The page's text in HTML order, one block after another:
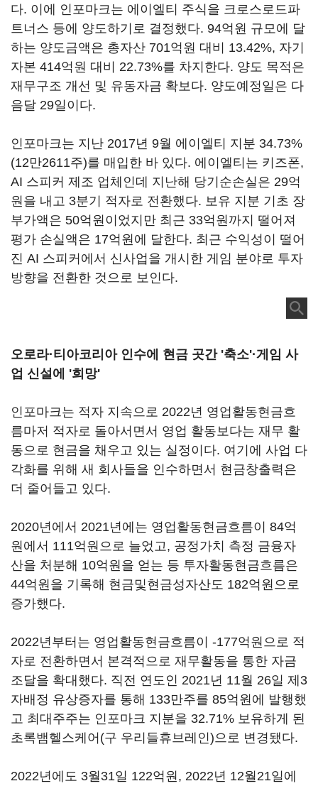
다. 이에 인포마크는 에이엘티 주식을 크로스로드파
트너스 등에 양도하기로 결정했다. 94억원 규모에 달
하는 양도금액은 총자산 701억원 대비 13.42%, 자기
자본 414억원 대비 22.73%를 차지한다. 양도 목적은
재무구조 개선 및 유동자금 확보다. 양도예정일은 다
음달 29일이다.
인포마크는 지난 2017년 9월 에이엘티 지분 34.73%
(12만2611주)를 매입한 바 있다. 에이엘티는 키즈폰,
AI 스피커 제조 업체인데 지난해 당기순손실은 29억
원을 내고 3분기 적자로 전환했다. 보유 지분 기초 장
부가액은 50억원이었지만 최근 33억원까지 떨어져
평가 손실액은 17억원에 달한다. 최근 수익성이 떨어
진 AI 스피커에서 신사업을 개시한 게임 분야로 투자
방향을 전환한 것으로 보인다.
오로라·티아코리아 인수에 현금 곳간 '축소'·게임 사
업 신설에 '희망'
인포마크는 적자 지속으로 2022년 영업활동현금흐
름마저 적자로 돌아서면서 영업 활동보다는 재무 활
동으로 현금을 채우고 있는 실정이다. 여기에 사업 다
각화를 위해 새 회사들을 인수하면서 현금창출력은
더 줄어들고 있다.
2020년에서 2021년에는 영업활동현금흐름이 84억
원에서 111억원으로 늘었고, 공정가치 측정 금융자
산을 처분해 10억원을 얻는 등 투자활동현금흐름은
44억원을 기록해 현금및현금성자산도 182억원으로
증가했다.
2022년부터는 영업활동현금흐름이 -177억원으로 적
자로 전환하면서 본격적으로 재무활동을 통한 자금
조달을 확대했다. 직전 연도인 2021년 11월 26일 제3
자배정 유상증자를 통해 133만주를 85억원에 발행했
고 최대주주는 인포마크 지분을 32.71% 보유하게 된
초록뱀헬스케어(구 우리들휴브레인)으로 변경됐다.
2022년에도 3월31일 122억원, 2022년 12월21일에